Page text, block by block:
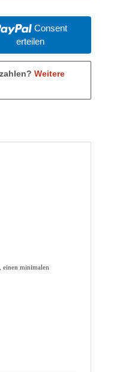
Consent
erteilen
Weitere
einen minimalen